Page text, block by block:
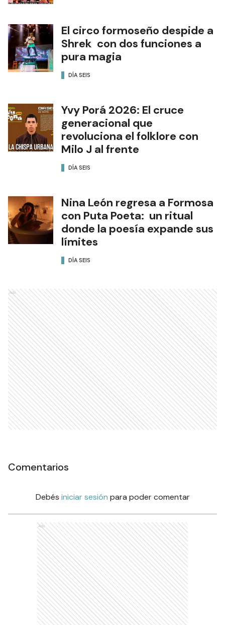
El circo formoseño despide a
Shrek con dos funciones a
pura magia
DÍA SEIS
Yvy Porá 2026: El cruce
generacional que
revoluciona el folklore con
Milo J al frente
DÍA SEIS
Nina León regresa a Formosa
con Puta Poeta: un ritual
donde la poesía expande sus
límites
DÍA SEIS
Ads
Comentarios
Debés iniciar sesión para poder comentar
Ads